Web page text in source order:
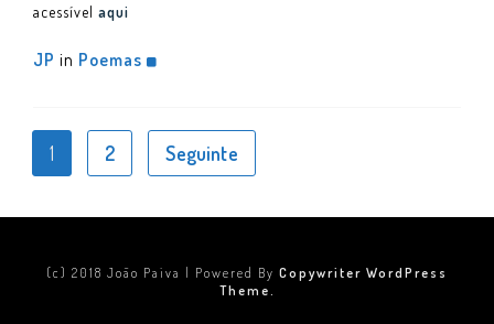
acessível aqui
JP in Poemas
1 2 Seguinte
(c) 2018 João Paiva | Powered By Copywriter WordPress
Theme.